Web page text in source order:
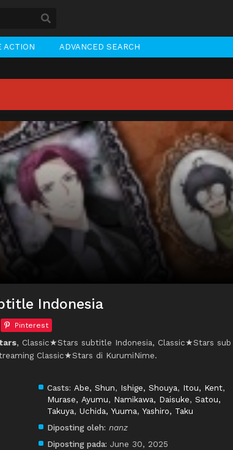
ACTION ADVANCED SEARCH
Indonesia
Pinterest
, Classic★Stars subtitle Indonesia, Classic★Stars sub
Classic★Stars di KurumiNime.
Casts: Abe, Shun, Ishige, Shouya, Itou, Kent,
Murase, Ayumu, Namikawa, Daisuke, Satou,
Takuya, Uchida, Yuuma, Yashiro, Taku
Diposting oleh: nanz
Diposting pada: June 30, 2025